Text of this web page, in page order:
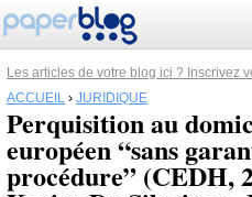
Les articles de votre blog ici ? Inscrivez
ACCUEIL › JURIDIQUE
Perquisition au
européen “sans
procédure” (CEDH,